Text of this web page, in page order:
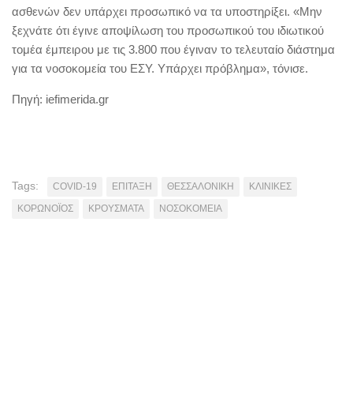
ασθενών δεν υπάρχει προσωπικό να τα υποστηρίξει. «Μην
ξεχνάτε ότι έγινε αποψίλωση του προσωπικού του ιδιωτικού
τομέα έμπειρου με τις 3.800 που έγιναν το τελευταίο διάστημα
για τα νοσοκομεία του ΕΣΥ. Υπάρχει πρόβλημα», τόνισε.
Πηγή: iefimerida.gr
Tags: COVID-19 ΕΠΙΤΑΞΗ ΘΕΣΣΑΛΟΝΙΚΗ
ΚΛΙΝΙΚΕΣ
ΚΟΡΩΝΟΪΟΣ
ΚΡΟΥΣΜΑΤΑ ΝΟΣΟΚΟΜΕΙΑ